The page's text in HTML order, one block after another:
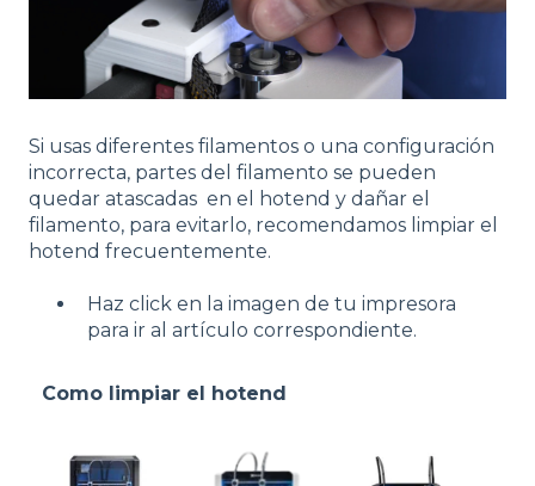
Si usas diferentes filamentos o una configuración
incorrecta, partes del filamento se pueden
quedar atascadas en el hotend y dañar el
filamento, para evitarlo, recomendamos limpiar el
hotend frecuentemente.
Haz click en la imagen de tu impresora
para ir al artículo correspondiente.
Como limpiar el hotend